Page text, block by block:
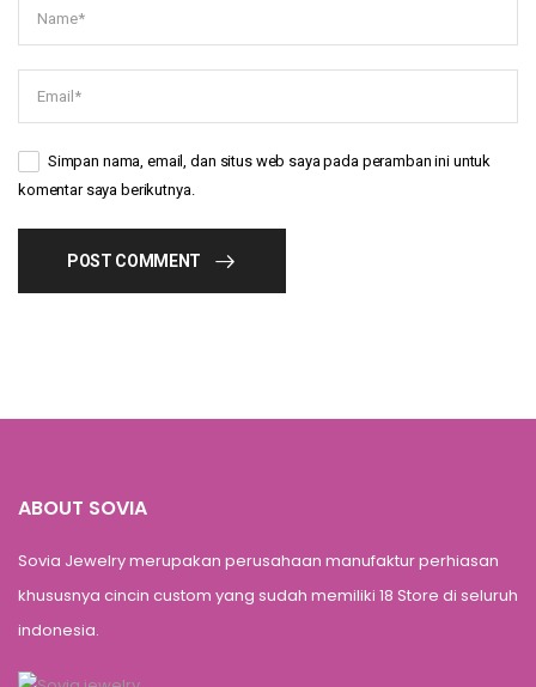
Simpan nama, email, dan situs web saya pada peramban ini untuk
komentar saya berikutnya.
POST COMMENT
ABOUT SOVIA
Sovia Jewelry merupakan perusahaan manufaktur perhiasan
khususnya cincin custom yang sudah memiliki 18 Store di seluruh
indonesia.